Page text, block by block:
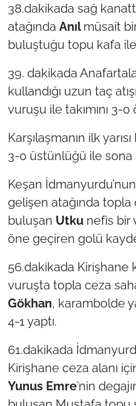
38.dakikada sağ
atağında Anılmüsait
buluştuğu topu kafa
39. dakikada
kullandığı uzun taç
vuruşu ile takımını 3-
Karşılaşmanın ilk
3-0 üstünlüğü ile sona
Keşan
gelişen atağında topla
buluşan Utkunefis bir
öne geçiren golü
56.dakikada Kirişhane
vuruşta topla ceza
Gökhan, karambolde
4-1 yaptı.
61.dakikada
Kirişhane ceza alanı
Yunus Emre’nin